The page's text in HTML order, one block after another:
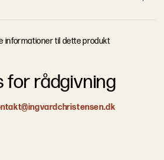
informationerti detteprodukt
for rådgivning